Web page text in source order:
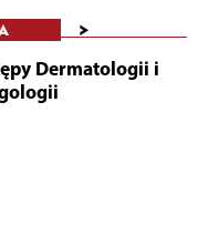
>
Dermatologii i